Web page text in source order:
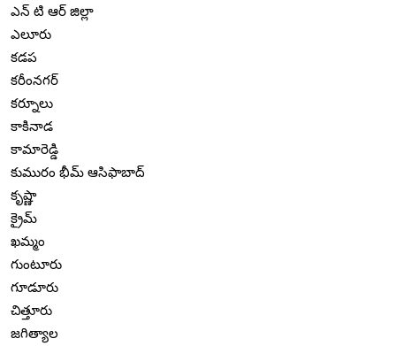
ఎన్ టి ఆర్ జిల్లా
ఎలూరు
కడప
కరీంనగర్
కర్నూలు
కాకినాడ
కామారెడ్డి
కుమురం భీమ్ ఆసిఫాబాద్
కృష్ణా
క్రైమ్
ఖమ్మం
గుంటూరు
గూడూరు
చిత్తూరు
జగిత్యాల